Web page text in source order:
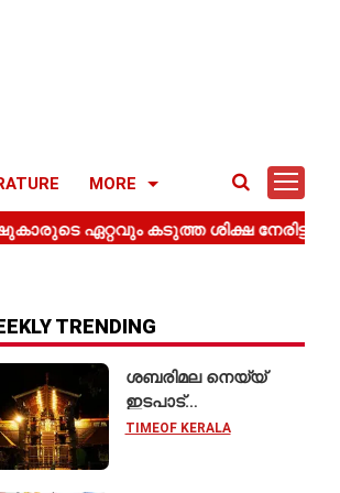
MORE
TRENDING
ശബരിമല നെയ്യ്
ഇടപാട്
അന്വേഷണത്തിൽ;
TIMEOF KERALA